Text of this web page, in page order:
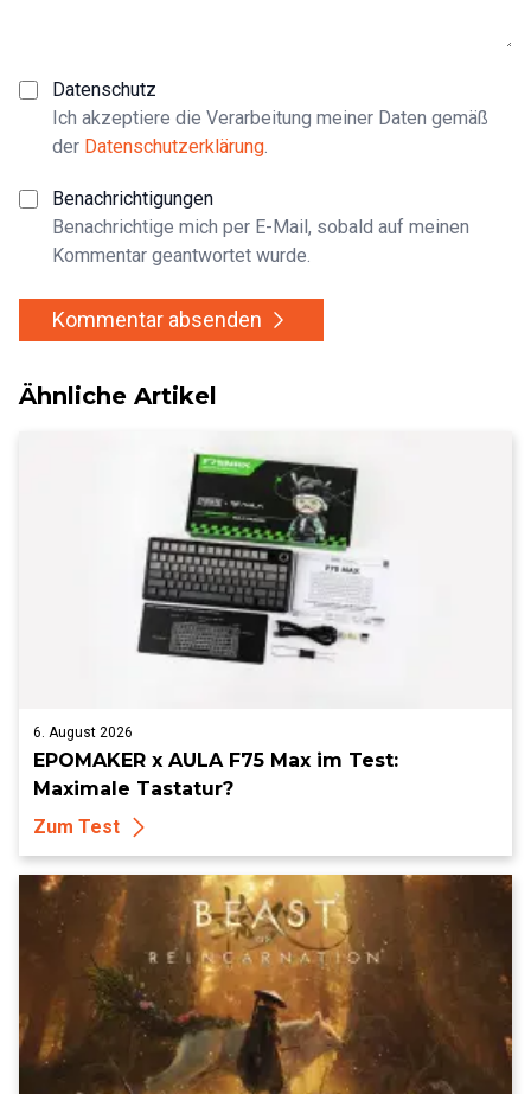
Datenschutz
Ich akzeptiere die Verarbeitung meiner Daten gemäß
der Datenschutzerklärung.
Benachrichtigungen
Benachrichtige mich per E-Mail, sobald auf meinen
Kommentar geantwortet wurde.
Kommentar absenden
Ähnliche Artikel
6. August 2026
EPOMAKER x AULA F75 Max im Test:
Maximale Tastatur?
Zum Test